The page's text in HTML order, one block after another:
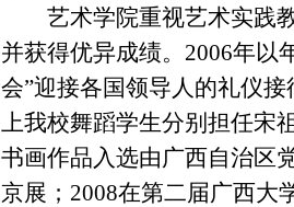
艺术学院重视艺术实践
并获得优异成绩。 2006年以
会”迎接各国领导人的礼仪接
上我校舞蹈学生分别担任宋
书画作品入选由广西自治区
京展； 2008在第二届广西大